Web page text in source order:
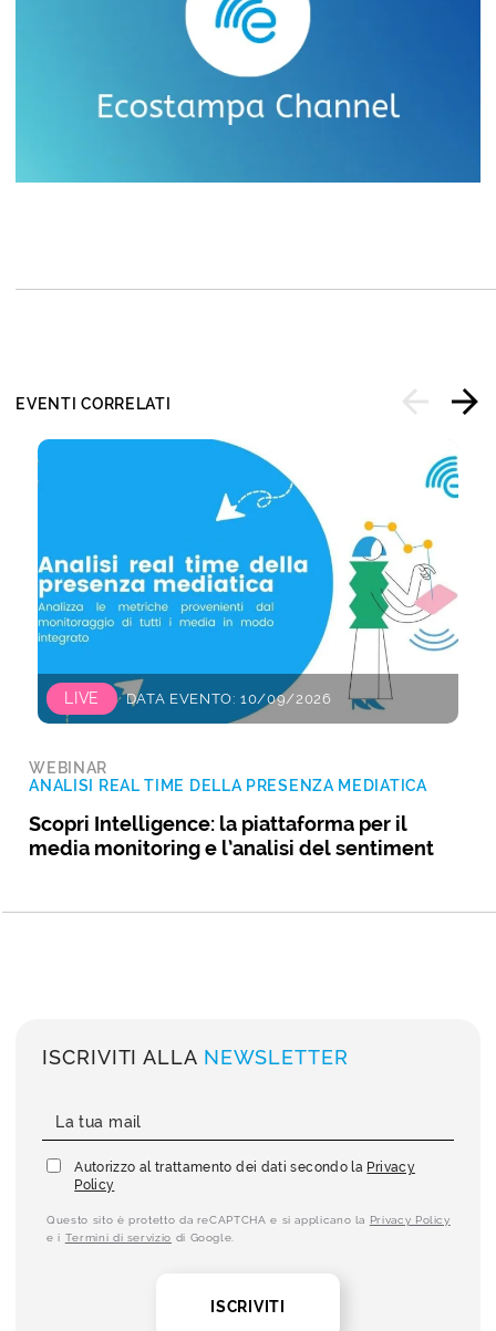
EVENTI CORRELATI
LIVE DATA EVENTO: 10/09/2026
WEBINAR
ANALISI REAL TIME DELLA PRESENZA MEDIATICA
Scopri Intelligence: la piattaforma per il
media monitoring e l’analisi del sentiment
ISCRIVITI ALLA NEWSLETTER
Autorizzo al trattamento dei dati secondo la Privacy
Policy
Questo sito è protetto da reCAPTCHA e si applicano la Privacy Policy
e i Termini di servizio di Google.
ISCRIVITI